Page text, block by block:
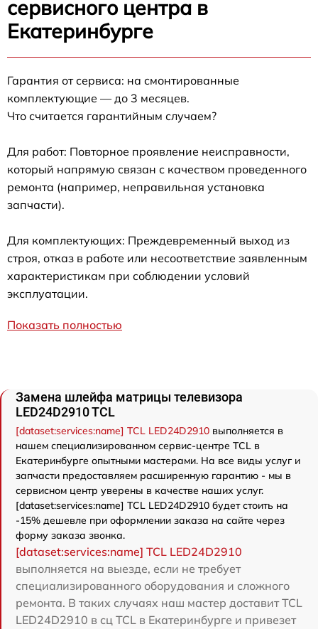
сервисного центра в
Екатеринбурге
Гарантия от сервиса: на смонтированные
комплектующие — до 3 месяцев.
Что считается гарантийным случаем?
Для работ: Повторное проявление неисправности,
который напрямую связан с качеством проведенного
ремонта (например, неправильная установка
запчасти).
Для комплектующих: Преждевременный выход из
строя, отказ в работе или несоответствие заявленным
характеристикам при соблюдении условий
эксплуатации.
Показать полностью
Замена шлейфа матрицы телевизора
LED24D2910 TCL
[dataset:services:name] TCL LED24D2910 выполняется в
нашем специализированном сервис-центре TCL в
Екатеринбурге опытными мастерами. На все виды услуг и
запчасти предоставляем расширенную гарантию - мы в
сервисном центр уверены в качестве наших услуг.
[dataset:services:name] TCL LED24D2910 будет стоить на
-15% дешевле при оформлении заказа на сайте через
форму заказа звонка.
[dataset:services:name] TCL LED24D2910
выполняется на выезде, если не требует
специализированного оборудования и сложного
ремонта. В таких случаях наш мастер доставит TCL
LED24D2910 в сц TCL в Екатеринбурге и привезет